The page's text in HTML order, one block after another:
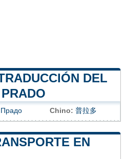
DEL
Прадо Chino: 普拉多
EN